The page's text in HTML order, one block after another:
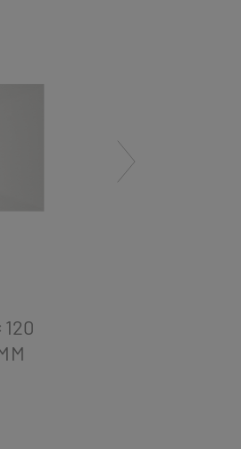
120